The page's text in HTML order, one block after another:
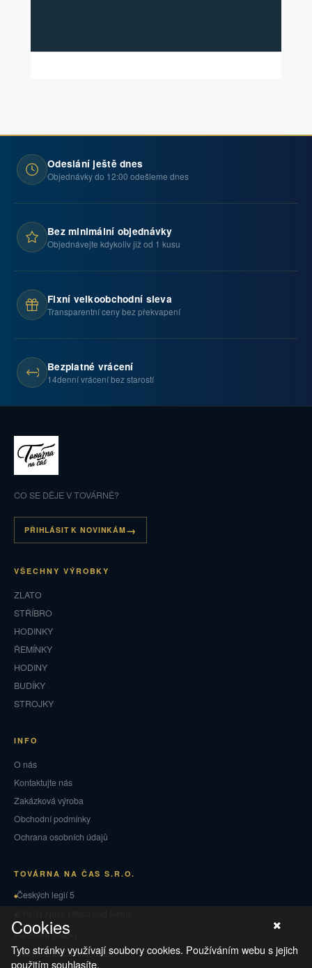
Odeslání ještě dnes
Objednávky do 12:00 odešleme dnes
Bez minimální objednávky
Objednávejte kdykoliv již od 1 kusu
Fixní velkoobchodní sleva
Transparentní ceny bez překvapení
Bezplatné vrácení
14denní vrácení bez starostí
CO SE DĚJE V TOVÁRNĚ?
PŘIHLÁSIT K NOVINKÁM
VŠECHNY VÝROBKY
ZLATO
STŘÍBRO
HODINKY
ŘEMÍNKY
HODINY
BUDÍKY
STROJKY
INFO
O nás
Kontaktujte nás
Zakázková výroba
Obchodní podmínky
Ochrana osobních údajů
TOVÁRNA NA ČAS S.R.O.
Českých legií 5
Puncovní značky
Vrácení zboží a reklamace
Cookies
Tyto stránky využívají soubory cookies. Používáním webu s jejich
použitím souhlasíte.